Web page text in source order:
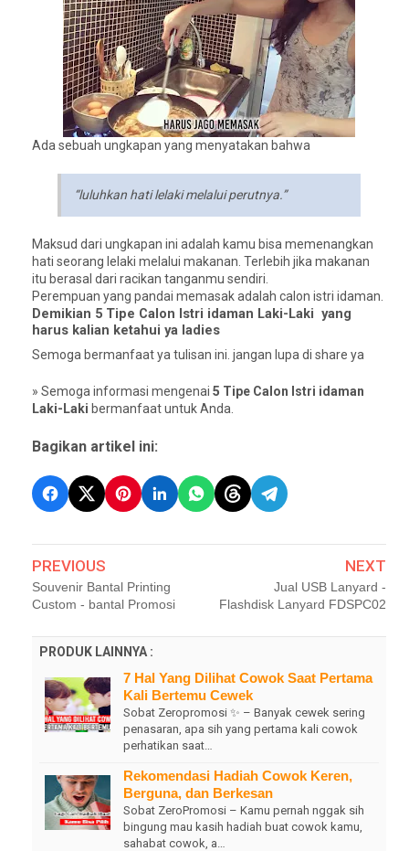
Ada sebuah ungkapan yang menyatakan bahwa
“luluhkan hati lelaki melalui perutnya.”
Maksud dari ungkapan ini adalah kamu bisa memenangkan
hati seorang lelaki melalui makanan. Terlebih jika makanan
itu berasal dari racikan tanganmu sendiri.
Perempuan yang pandai memasak adalah calon istri idaman.
Demikian 5 Tipe Calon Istri idaman Laki-Laki yang
harus kalian ketahui ya ladies
Semoga bermanfaat ya tulisan ini. jangan lupa di share ya
» Semoga informasi mengenai 5 Tipe Calon Istri idaman
Laki-Laki bermanfaat untuk Anda.
Bagikan artikel ini:
PREVIOUS
Souvenir Bantal Printing
Custom - bantal Promosi
NEXT
Jual USB Lanyard -
Flashdisk Lanyard FDSPC02
PRODUK LAINNYA :
7 Hal Yang Dilihat Cowok Saat Pertama
Kali Bertemu Cewek
Sobat Zeropromosi ✨ – Banyak cewek sering
penasaran, apa sih yang pertama kali cowok
perhatikan saat…
Rekomendasi Hadiah Cowok Keren,
Berguna, dan Berkesan
Sobat ZeroPromosi – Kamu pernah nggak sih
bingung mau kasih hadiah buat cowok kamu,
sahabat cowok, a…